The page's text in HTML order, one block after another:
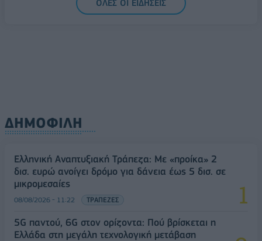
Ελλάδα στη μεγάλη τεχνολογική μετάβαση
ΟΛΕΣ ΟΙ ΕΙΔΗΣΕΙΣ
ΔΗΜΟΦΙΛΗ
Ελληνική Αναπτυξιακή Τράπεζα: Με «προίκα» 2
δισ. ευρώ ανοίγει δρόμο για δάνεια έως 5 δισ. σε
μικρομεσαίες
08/08/2026 - 11:22 ΤΡΑΠΕΖΕΣ
5G παντού, 6G στον ορίζοντα: Πού βρίσκεται η
Ελλάδα στη μεγάλη τεχνολογική μετάβαση